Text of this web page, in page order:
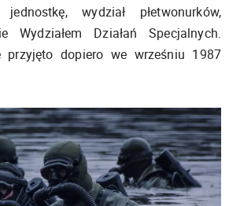
wydział płetwonurków,
Wydziałem Działań Specjalnych.
przyjęto dopiero we wrześniu 1987